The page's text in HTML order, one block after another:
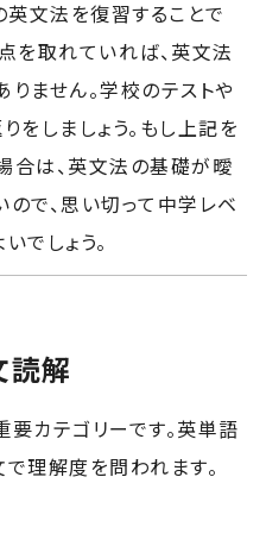
英文法を復習することで
を取れていれば、英文法
ません。学校のテストや
をしましょう。もし上記を
合は、英文法の基礎が曖
で、思い切って中学レベ
でしょう。
読解
カテゴリーです。英単語
理解度を問われます。